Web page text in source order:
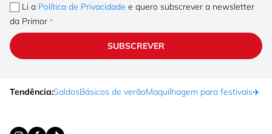
Li a Política de Privacidade e quero subscrever a newsletter
da Primor
SUBSCREVER
Tendência:SaldosBásicos de verãoMaquilhagem para festivais✈️